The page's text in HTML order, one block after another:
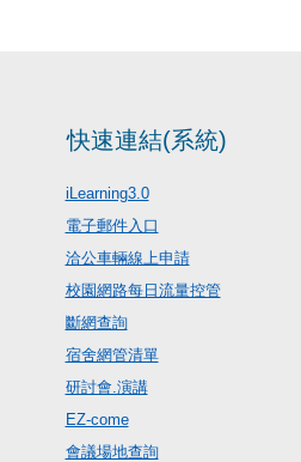
快速連結(系統)
iLearning3.0
電子郵件入口
洽公車輛線上申請
校園網路每日流量控管
斷網查詢
宿舍網管清單
研討會.演講
EZ-come
會議場地查詢